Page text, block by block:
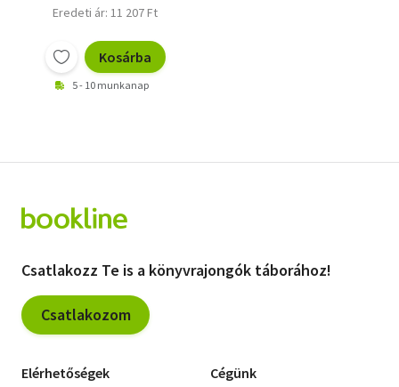
Eredeti ár: 11 207 Ft
Kosárba
5 - 10 munkanap
Csatlakozz Te is a könyvrajongók táborához!
Csatlakozom
Elérhetőségek Cégünk